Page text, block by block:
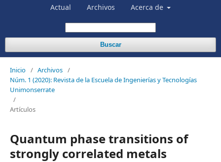
Actual Archivos Acerca de
Buscar
Inicio / Archivos /
Núm. 1 (2020): Revista de la Escuela de Ingenierías y Tecnologías
Unimonserrate
/
Artículos
Quantum phase transitions of
strongly correlated metals